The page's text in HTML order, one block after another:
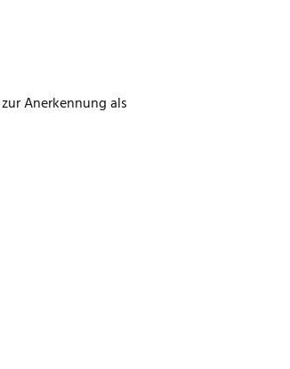
Anerkennung als